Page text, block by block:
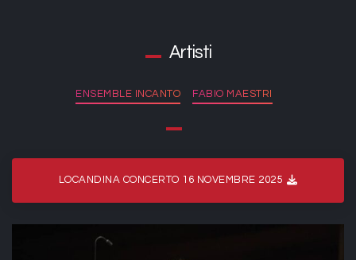
Artisti
ENSEMBLE INCANTO FABIO MAESTRI
LOCANDINA CONCERTO 16 NOVEMBRE 2025